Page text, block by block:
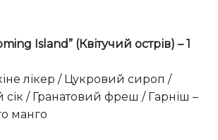
Island” (Квітучий острів) – 1
лікер / Цукровий сироп /
/ Гранатовий фреш / Гарніш –
манго